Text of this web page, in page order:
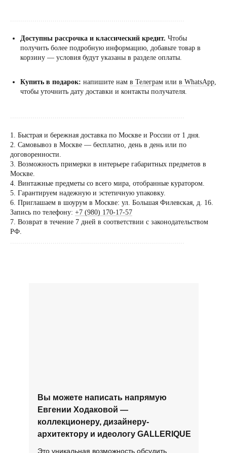
......................................................................................
Доступны рассрочка и классический кредит. Чтобы
получить более подробную информацию, добавьте товар в
корзину — условия будут указаны в разделе оплаты.
Купить в подарок: напишите нам в Телеграм или в WhatsApp,
чтобы уточнить дату доставки и контакты получателя.
......................................................................................
1. Быстрая и бережная доставка по Москве и России от 1 дня.
2. Самовывоз в Москве — бесплатно, день в день или по
договоренности.
3. Возможность примерки в интерьере габаритных предметов в
Москве.
4. Винтажные предметы со всего мира, отобранные куратором.
5. Гарантируем надежную и эстетичную упаковку.
6. Приглашаем в шоурум в Москве: ул. Большая Филевская, д. 16.
Запись по телефону: +7 (980) 170-17-57
7. Возврат в течение 7 дней в соответствии с законодательством
РФ.
......................................................................................
Это уникальная возможность обсудить
Вы можете написать напрямую
Евгении Ходаковой —
коллекционеру, дизайнеру-
архитектору и идеологу GALLERIQUE
Вы можете
Евгении
архитектору и
Посещение только
договоренности